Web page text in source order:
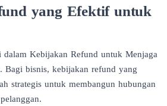
yang Efektif untuk
dalam Kebijakan Refund untuk Menjaga
Bagi bisnis, kebijakan refund yang
strategis untuk membangun hubungan